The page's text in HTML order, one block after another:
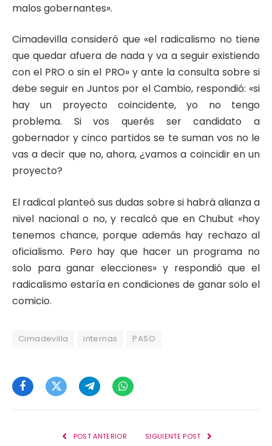
malos gobernantes».
Cimadevilla consideró que «el radicalismo no tiene
que quedar afuera de nada y va a seguir existiendo
con el PRO o sin el PRO» y ante la consulta sobre si
debe seguir en Juntos por el Cambio, respondió: «si
hay un proyecto coincidente, yo no tengo
problema. Si vos querés ser candidato a
gobernador y cinco partidos se te suman vos no le
vas a decir que no, ahora, ¿vamos a coincidir en un
proyecto?
El radical planteó sus dudas sobre si habrá alianza a
nivel nacional o no, y recalcó que en Chubut «hoy
tenemos chance, porque además hay rechazo al
oficialismo. Pero hay que hacer un programa no
solo para ganar elecciones» y respondió que el
radicalismo estaría en condiciones de ganar solo el
comicio.
Cimadevilla internas PASO
FacebookTwitterTelegramWhatsApp
POST ANTERIOR SIGUIENTE POST